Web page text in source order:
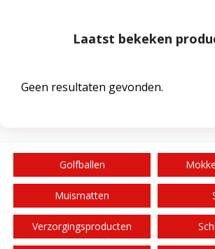
Laatst bekeken
Geen resultaten gevonden.
Golfballen
Muismatten
Verzorgingsproducten